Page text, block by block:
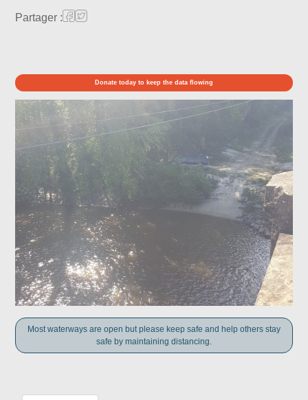
Partager :
Donate today to keep the data flowing
Most waterways are open but please keep safe and help others stay
safe by maintaining distancing.